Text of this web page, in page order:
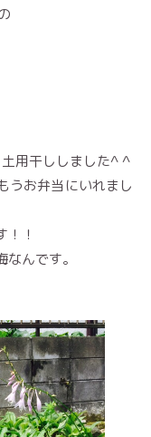
用干ししました^ ^
お弁当にいれまし
！
んです。